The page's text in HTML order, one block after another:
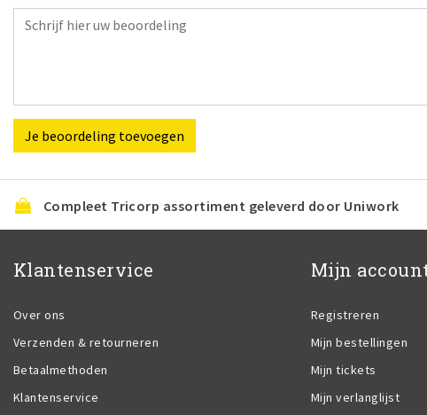
Je beoordeling toevoegen
Compleet Tricorp assortiment geleverd door Uniwork
Klantenservice
Over ons
Verzenden & retourneren
Betaalmethoden
Klantenservice
Mijn
Registreren
Mijn bestellingen
Mijn tickets
Mijn verlanglijst